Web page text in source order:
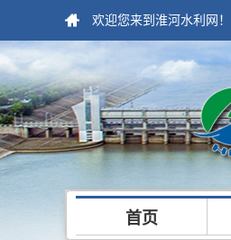
欢迎您来到淮河水利网！
首页